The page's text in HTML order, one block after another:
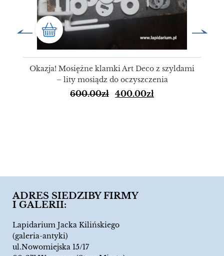
Okazja! Mosiężne klamki Art Deco z szyldami
– lity mosiądz do oczyszczenia
600.00zł 400.00zł
ADRES SIEDZIBY FIRMY
I GALERII:
Lapidarium Jacka Kilińskiego
(galeria-antyki)
ul.Nowomiejska 15/17